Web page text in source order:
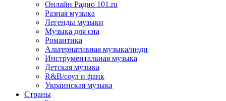
Онлайн Радио 101.ru
Разная музыка
Легенды музыки
Музыка для сна
Романтика
Альтернативная музыка/инди
Инструментальная музыка
Детская музыка
R&B/cоул и фанк
Украинская музыка
Страны